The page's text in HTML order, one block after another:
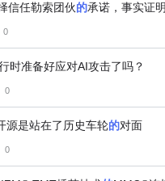
信任勒索团伙的承诺，事实证
0
时准备好应对AI攻击了吗？
0
源是站在了历史车轮的对面
0